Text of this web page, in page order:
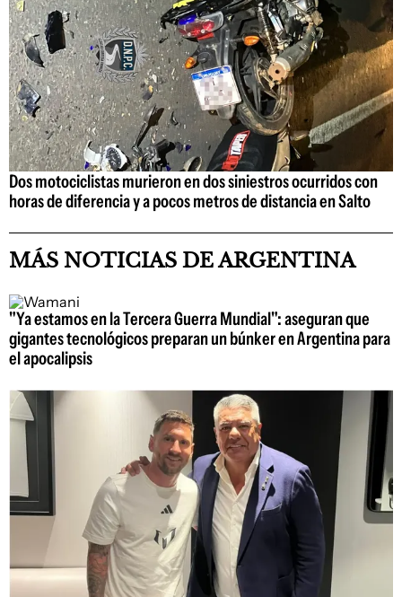
Dos motociclistas murieron en dos siniestros ocurridos con
horas de diferencia y a pocos metros de distancia en Salto
MÁS NOTICIAS DE ARGENTINA
"Ya estamos en la Tercera Guerra Mundial": aseguran que
gigantes tecnológicos preparan un búnker en Argentina para
el apocalipsis